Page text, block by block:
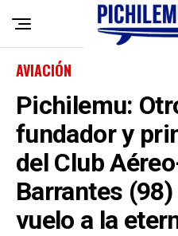
AVIACIÓN
Pichilemu:
fundador y
del Club
Barrantes
vuelo a la